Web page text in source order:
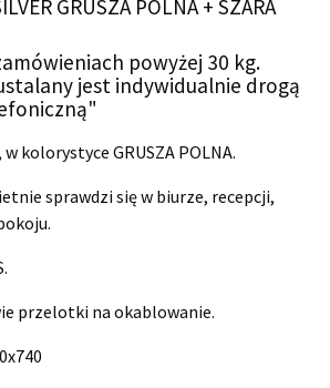
GRUSZA POLNA + SZARA
powyżej 30 kg.
jest indywidualnie drogą
kolorystyce GRUSZA POLNA.
sprawdzi się w biurze, recepcji,
przelotki na okablowanie.